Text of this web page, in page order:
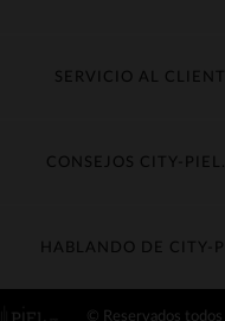
SERVICIO AL
Cambio & Reembolso
Contacte con el servicio de
CONSEJOS CITY-
Guía de materiales
HABLANDO DE CITY-
© Reservados